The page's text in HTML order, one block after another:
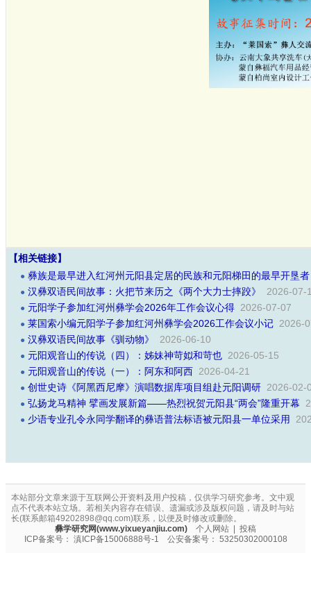
【相关链接】
● 彝族是最早进入红河州元阳县定居的民族和元阳梯田的最早开垦者
● 汉彝双语民间故事：火把节来历之《两个大力士摔跤》 2026-07-
● 元阳学子参加红河州彝学会2026年工作会议心得 2026-07-07
● 莱国索小编元阳学子参加红河州彝学会2026工作会议小记 2026-
● 汉彝双语民间故事《驯动物》 2026-06-10
● 元阳观音山的传说（四）：姊妹神苛姒和苛也 2026-05-15
● 元阳观音山的传说（一）：阿东和阿西 2026-04-21
● 创世史诗《阿黑西尼摩》演唱数据库项目组赴元阳调研 2026-02-
● ​弘扬龙马精神 擘画发展新篇——热烈祝贺元阳县“两会”隆重开幕
● 少语专业孔令永同学翻译的彝语普法标语被元阳县一单位采用
本站部分文章来源于互联网公开资料及用户投稿，仅供学习研究参考。文中观
点不代表本站立场。若相关内容存在错误、遗漏或涉及版权问题，请及时与站
长(联系邮箱49202898@qq.com)联系，以便及时修改或删除。
彝学研究网(www.yixueyanjiu.com)
个人网站
投稿
ICP备案号： 滇ICP备15006888号-1 公安备案号： 53250302000108